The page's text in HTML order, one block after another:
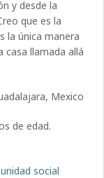
y desde la
que es la
la única manera
casa llamada allá
Mexico
de edad.
social